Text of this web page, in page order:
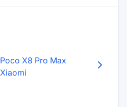
Poco X8 Pro Max
Xiaomi